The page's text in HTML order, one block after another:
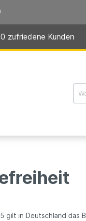
zufriedene Kunden
gilt in Deutschland das